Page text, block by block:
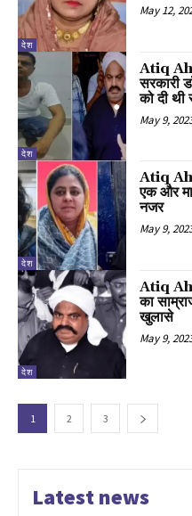
देश
May 12,
देश
Atiq
सरकारी
को दी
May 9,
देश
Atiq
एक और
नजर
May 9,
देश
Atiq
का
खुलासे
May 9,
1 2 3
Latest news